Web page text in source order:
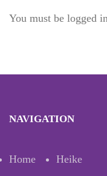
You must be logged
NAVIGATION
Home
Heike